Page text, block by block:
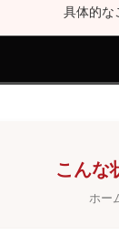
具体的な
こんな
ホー